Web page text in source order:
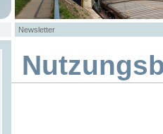
Newsletter